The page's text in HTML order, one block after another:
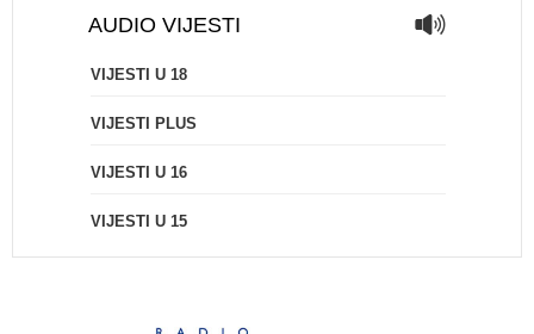
AUDIO VIJESTI
VIJESTI U 18
VIJESTI PLUS
VIJESTI U 16
VIJESTI U 15